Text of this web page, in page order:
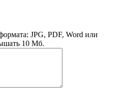
JPG, PDF, Word или
10 Мб.